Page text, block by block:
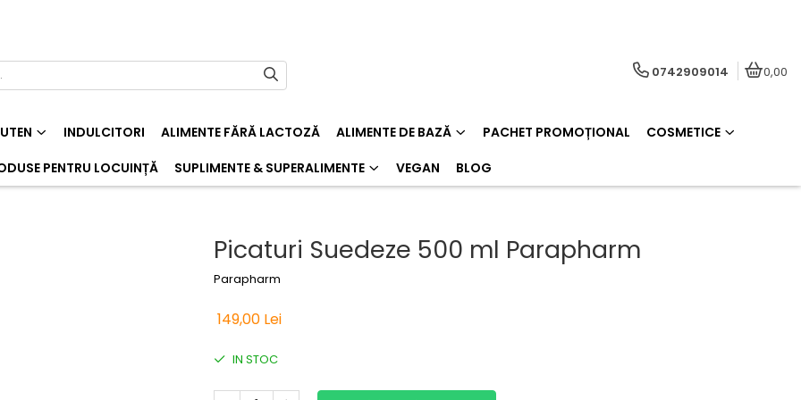
0742909014 0,00
INDULCITORI ALIMENTE FĂRĂ LACTOZĂ ALIMENTE DE BAZĂ PACHET PROMOȚIONAL
COSMETICE
PENTRU LOCUINȚĂ SUPLIMENTE & SUPERALIMENTE VEGAN BLOG
Picaturi Suedeze 500 ml Parapharm
Parapharm
149,00 Lei
IN STOC